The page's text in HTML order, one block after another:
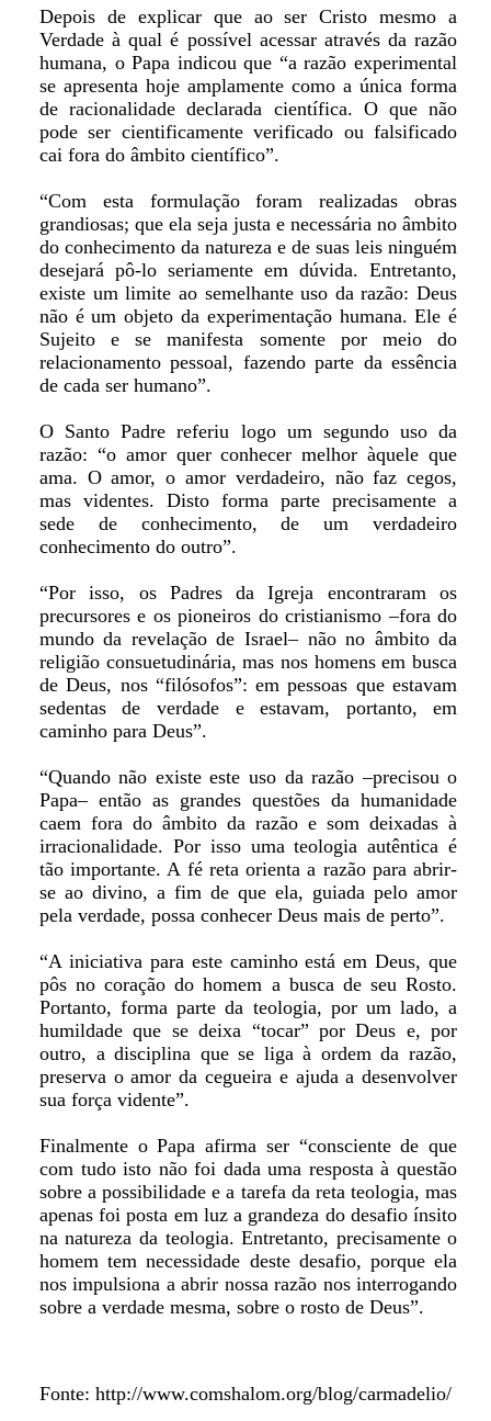
Depois de explicar que ao ser Cristo mesmo a
Verdade à qual é possível acessar através da razão
humana, o Papa indicou que “a razão experimental
se apresenta hoje amplamente como a única forma
de racionalidade declarada científica. O que não
pode ser cientificamente verificado ou falsificado
cai fora do âmbito científico”.
“Com esta formulação foram realizadas obras
grandiosas; que ela seja justa e necessária no âmbito
do conhecimento da natureza e de suas leis ninguém
desejará pô-lo seriamente em dúvida. Entretanto,
existe um limite ao semelhante uso da razão: Deus
não é um objeto da experimentação humana. Ele é
Sujeito e se manifesta somente por meio do
relacionamento pessoal, fazendo parte da essência
de cada ser humano”.
O Santo Padre referiu logo um segundo uso da
razão: “o amor quer conhecer melhor àquele que
ama. O amor, o amor verdadeiro, não faz cegos,
mas videntes. Disto forma parte precisamente a
sede de conhecimento, de um verdadeiro
conhecimento do outro”.
“Por isso, os Padres da Igreja encontraram os
precursores e os pioneiros do cristianismo –fora do
mundo da revelação de Israel– não no âmbito da
religião consuetudinária, mas nos homens em busca
de Deus, nos “filósofos”: em pessoas que estavam
sedentas de verdade e estavam, portanto, em
caminho para Deus”.
“Quando não existe este uso da razão –precisou o
Papa– então as grandes questões da humanidade
caem fora do âmbito da razão e som deixadas à
irracionalidade. Por isso uma teologia autêntica é
tão importante. A fé reta orienta a razão para abrir-
se ao divino, a fim de que ela, guiada pelo amor
pela verdade, possa conhecer Deus mais de perto”.
“A iniciativa para este caminho está em Deus, que
pôs no coração do homem a busca de seu Rosto.
Portanto, forma parte da teologia, por um lado, a
humildade que se deixa “tocar” por Deus e, por
outro, a disciplina que se liga à ordem da razão,
preserva o amor da cegueira e ajuda a desenvolver
sua força vidente”.
Finalmente o Papa afirma ser “consciente de que
com tudo isto não foi dada uma resposta à questão
sobre a possibilidade e a tarefa da reta teologia, mas
apenas foi posta em luz a grandeza do desafio ínsito
na natureza da teologia. Entretanto, precisamente o
homem tem necessidade deste desafio, porque ela
nos impulsiona a abrir nossa razão nos interrogando
sobre a verdade mesma, sobre o rosto de Deus”.
Fonte: http://www.comshalom.org/blog/carmadelio/